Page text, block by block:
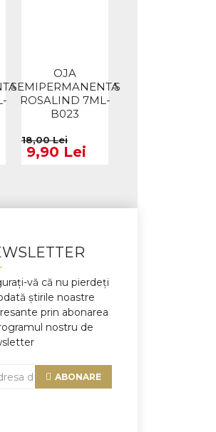
OJA
SEMIPERMANENTA
ROSALIND 7ML-
B023
9,90 Lei
18,00 Lei
SEMIPERMANENTA
vă că nu pierdeți
știrile noastre
prin abonarea
nostru de
ABONARE